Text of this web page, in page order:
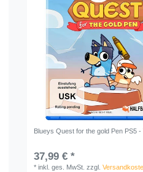
Blueys Quest for the gold Pen PS5 -
37,99 € *
*inkl. ges. MwSt. zzgl.